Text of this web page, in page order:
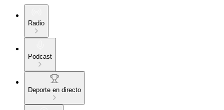
Radio
Podcast
Deporte en directo